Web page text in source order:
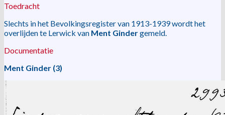
Toedracht
Slechts in het Bevolkingsregister van 1913-1939 wordt het
overlijden te Lerwick van Ment Gindergemeld.
Documentatie
Ment Ginder (3)